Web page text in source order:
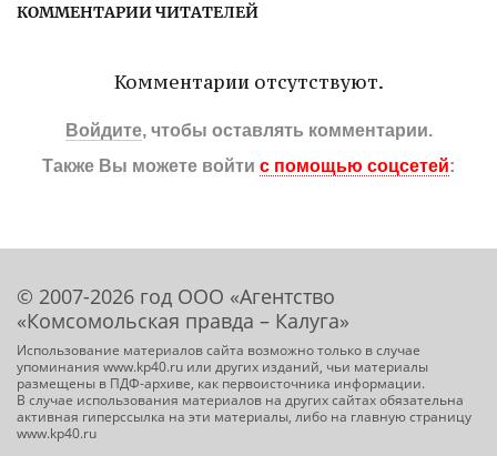
КОММЕНТАРИИ ЧИТАТЕЛЕЙ
Комментарии отсутствуют.
Войдите, чтобы оставлять комментарии.
Также Вы можете войти с помощью соцсетей:
© 2007-2026 год ООО «Агентство
«Комсомольская правда – Калуга»
Использование материалов сайта возможно только в случае
упоминания www.kp40.ru или других изданий, чьи материалы
размещены в ПДФ-архиве, как первоисточника информации.
В случае использования материалов на других сайтах обязательна
активная гиперссылка на эти материалы, либо на главную страницу
www.kp40.ru